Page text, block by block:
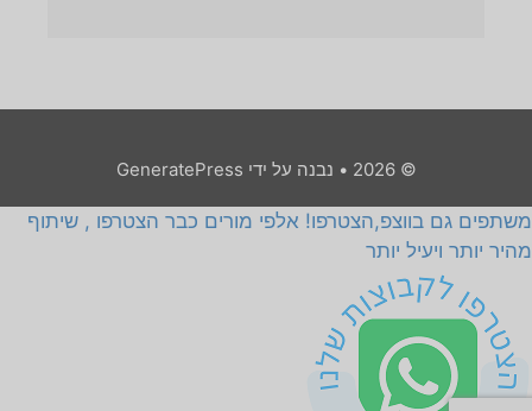
© 2026 • נבנה על ידי GeneratePress
משתפים גם בווצפ,הצטרפו! אלפי מורים כבר הצטרפו , שיתוף
מהיר יותר ויעיל יותר